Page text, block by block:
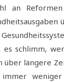
an
schlimm,
über längere
immer